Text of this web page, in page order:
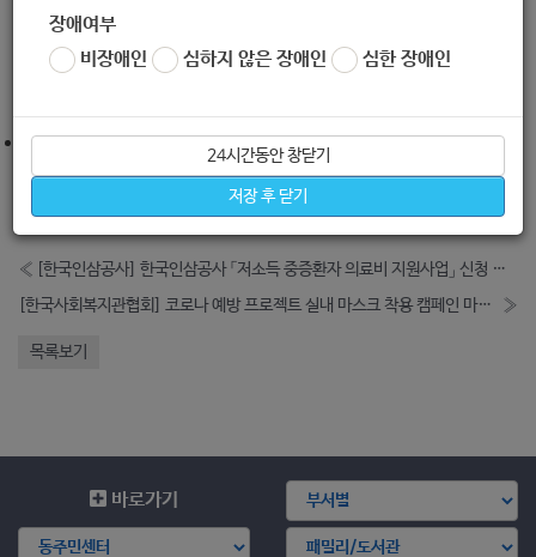
장애여부
비장애인
심하지 않은 장애인 심한 장애인
24시간동안 창닫기
저장 후 닫기
마. 문의 : 02-851-1767, 전재일 부장
출처 :https://kaswc.or.kr/welfarenews/236039
좋아요0 싫어요0 인쇄
«
[한국인삼공사] 한국인삼공사 「저소득 중증환자 의료비 지원사업」 신청 안내 (병원)
[한국사회복지관협회] 코로나 예방 프로젝트 실내 마스크 착용 캠페인 마스크 지원 안내 (서울, 인천, 경기)
»
목록보기
바로가기